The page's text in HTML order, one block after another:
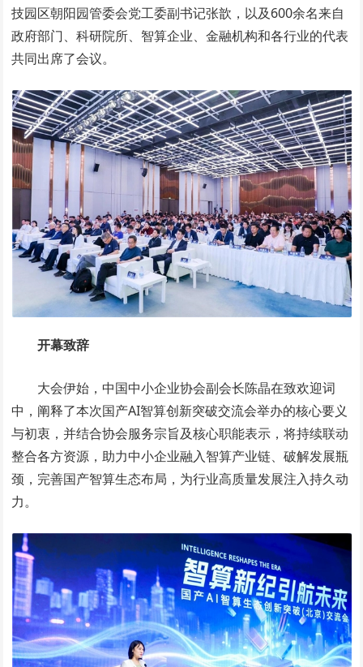
技园区朝阳园管委会党工委副书记张歆，以及600余名来自
政府部门、科研院所、智算企业、金融机构和各行业的代表
共同出席了会议。
开幕致辞
大会伊始，中国中小企业协会副会长陈晶在致欢迎词
中，阐释了本次国产AI智算创新突破交流会举办的核心要义
与初衷，并结合协会服务宗旨及核心职能表示，将持续联动
整合各方资源，助力中小企业融入智算产业链、破解发展瓶
颈，完善国产智算生态布局，为行业高质量发展注入持久动
力。